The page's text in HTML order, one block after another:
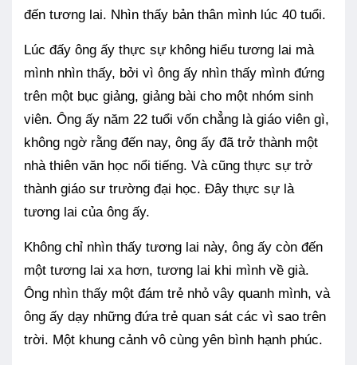
đến tương lai. Nhìn thấy bản thân mình lúc 40 tuổi.
Lúc đấy ông ấy thực sự không hiểu tương lai mà
mình nhìn thấy, bởi vì ông ấy nhìn thấy mình đứng
trên một bục giảng, giảng bài cho một nhóm sinh
viên. Ông ấy năm 22 tuổi vốn chẳng là giáo viên gì,
không ngờ rằng đến nay, ông ấy đã trở thành một
nhà thiên văn học nổi tiếng. Và cũng thực sự trở
thành giáo sư trường đại học. Đây thực sự là
tương lai của ông ấy.
Không chỉ nhìn thấy tương lai này, ông ấy còn đến
một tương lai xa hơn, tương lai khi mình về già.
Ông nhìn thấy một đám trẻ nhỏ vây quanh mình, và
ông ấy dạy những đứa trẻ quan sát các vì sao trên
trời. Một khung cảnh vô cùng yên bình hạnh phúc.